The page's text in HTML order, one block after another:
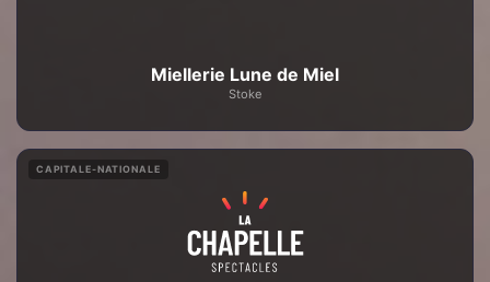
Miellerie Lune de Miel
Stoke
CAPITALE-NATIONALE